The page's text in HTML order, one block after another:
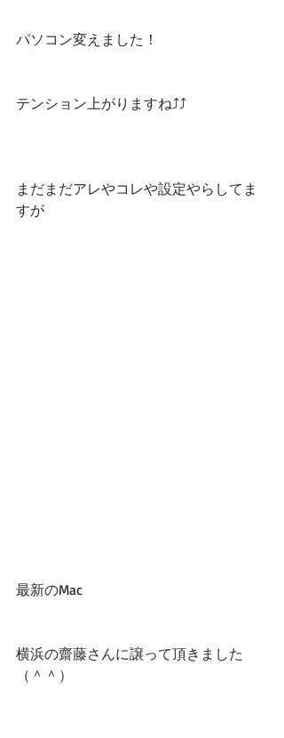
パソコン変えました！
テンション上がりますね⤴️⤴️
まだまだアレやコレや設定やらしてま
すが
最新のMac
横浜の齋藤さんに譲って頂きました
（＾＾）